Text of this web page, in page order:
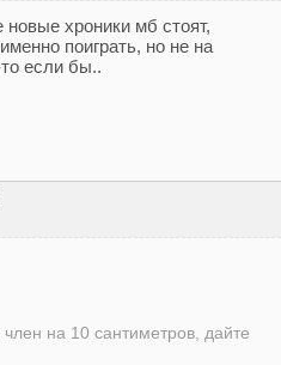
хроники мб стоят,
поиграть, но не на
если бы..
на 10 сантиметров, дайте